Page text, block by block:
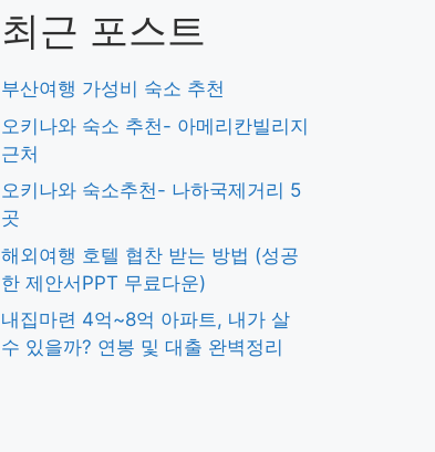
최근 포스트
부산여행 가성비 숙소 추천
오키나와 숙소 추천- 아메리칸빌리지
근처
오키나와 숙소추천- 나하국제거리 5
곳
해외여행 호텔 협찬 받는 방법 (성공
한 제안서PPT 무료다운)
내집마련 4억~8억 아파트, 내가 살
수 있을까? 연봉 및 대출 완벽정리